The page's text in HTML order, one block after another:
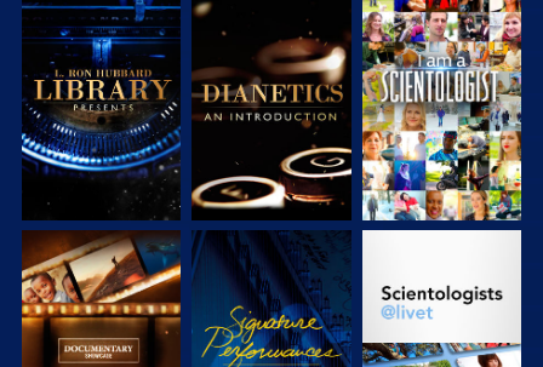
UTFORSKA
SERIEN
UTFORSKA
SERIEN
TITTA
UTFORSKA
SERIEN
TITTA
UTFORSKA